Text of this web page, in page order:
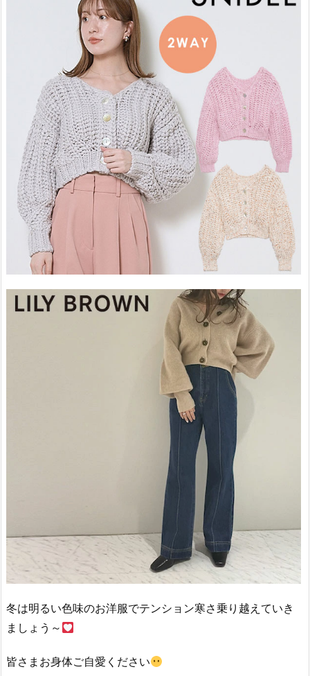
冬は明るい色味のお洋服でテンション寒さ乗り越えていき
ましょう～
皆さまお身体ご自愛ください